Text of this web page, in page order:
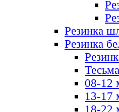
Резинка
Резинка
08-12
13-17
18-22